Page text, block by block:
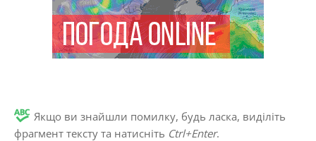
Якщо ви знайшли помилку, будь ласка, виділіть
фрагмент тексту та натисніть Ctrl+Enter.